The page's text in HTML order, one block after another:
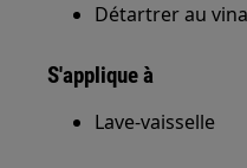
Détartrer au
S'applique à
Lave-vaisselle